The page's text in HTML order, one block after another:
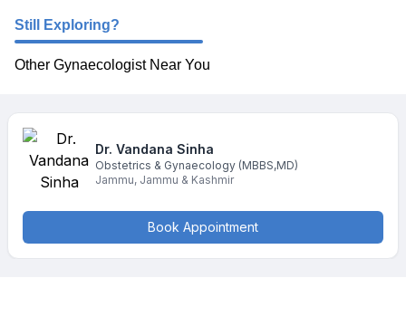
Still Exploring?
Other Gynaecologist Near You
Dr. Vandana Sinha
Obstetrics & Gynaecology (MBBS,MD)
Jammu, Jammu & Kashmir
Book Appointment